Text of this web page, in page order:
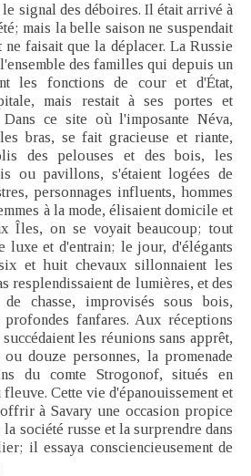
signal des déboires. Il était arrivé à
mais la belle saison ne suspendait
ne faisait que la déplacer. La Russie
des familles qui depuis un
les fonctions de cour et d'État,
mais restait à ses portes et
ce site où l'imposante Néva,
bras, se fait gracieuse et riante,
des pelouses et des bois, les
ou pavillons, s'étaient logées de
personnages influents, hommes
à la mode, élisaient domicile et
Îles, on se voyait beaucoup; tout
luxe et d'entrain; le jour, d'élégants
et huit chevaux sillonnaient les
resplendissaient de lumières, et des
chasse, improvisés sous bois,
fanfares. Aux réceptions
les réunions sans apprêt,
douze personnes, la promenade
du comte Strogonof, situés en
Cette vie d'épanouissement et
à Savary une occasion propice
société russe et la surprendre dans
il essaya consciencieusement de